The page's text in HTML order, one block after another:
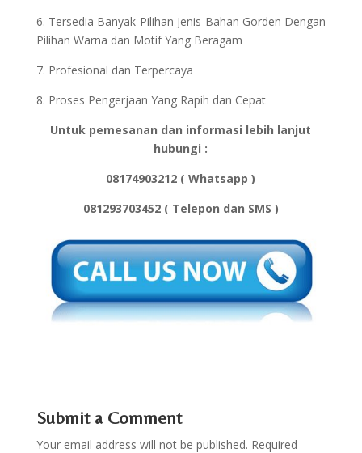
6. Tersedia Banyak Pilihan Jenis Bahan Gorden Dengan
Pilihan Warna dan Motif Yang Beragam
7. Profesional dan Terpercaya
8. Proses Pengerjaan Yang Rapih dan Cepat
Untuk pemesanan dan informasi lebih lanjut
hubungi :
08174903212 ( Whatsapp )
081293703452 ( Telepon dan SMS )
Submit a Comment
Your email address will not be published. Required